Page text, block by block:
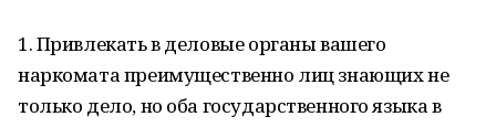
1. Привлекать в деловые органы вашего
наркомата преимущественно лиц знающих не
только дело, но оба государственного языка в